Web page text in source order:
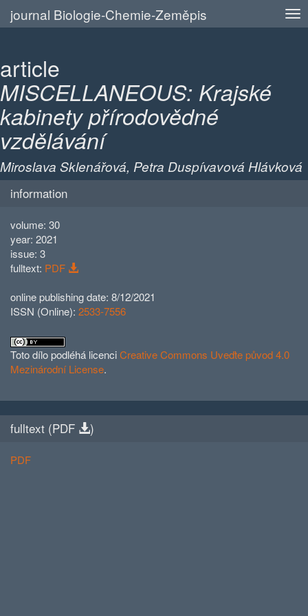
journal Biologie-Chemie-Zeměpis
article
MISCELLANEOUS: Krajské
kabinety přírodovědné
vzdělávání
Miroslava Sklenářová, Petra Duspívavová Hlávková
information
volume: 30
year: 2021
issue: 3
fulltext: PDF
online publishing date: 8/12/2021
ISSN (Online): 2533-7556
Toto dílo podléhá licenciCreative Commons Uveďte původ 4.0
Mezinárodní License.
fulltext (PDF )
PDF